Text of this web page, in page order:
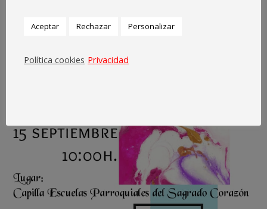
Aceptar Rechazar Personalizar
Política cookies Privacidad